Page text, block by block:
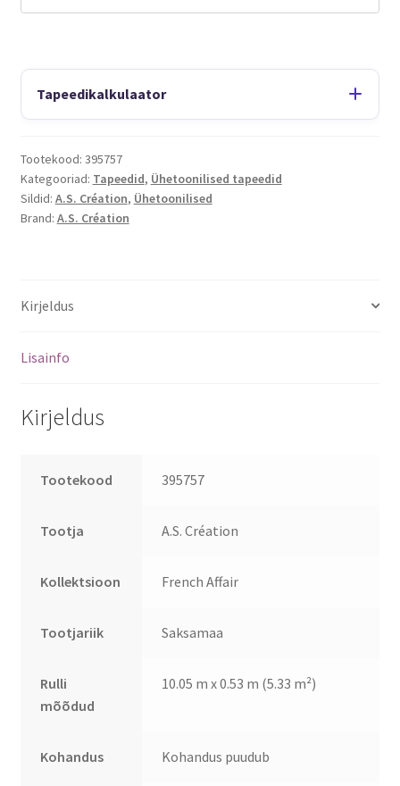
Tapeedikalkulaator
Tootekood: 395757
Kategooriad: Tapeedid, Ühetoonilised tapeedid
Sildid: A.S. Création, Ühetoonilised
Brand: A.S. Création
Kirjeldus
Lisainfo
Kirjeldus
Tootekood 395757
Tootja A.S. Création
Kollektsioon French Affair
Tootjariik Saksamaa
Rulli
mõõdud
10.05 m x 0.53 m (5.33 m²)
Kohandus Kohandus puudub